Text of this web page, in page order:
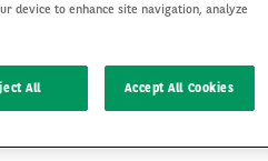
device to enhance site navigation, analyze
All Accept All Cookies